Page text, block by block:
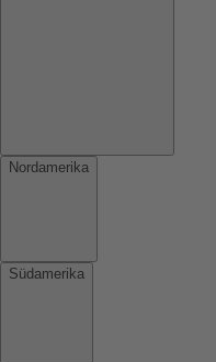
Nordamerika
Südamerika